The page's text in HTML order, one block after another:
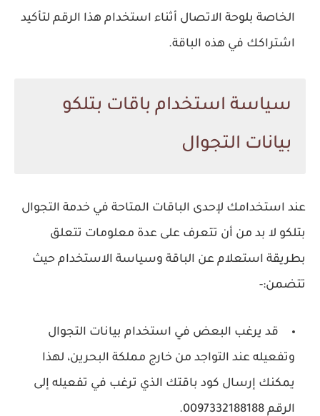
الخاصة بلوحة الاتصال أثناء استخدام هذا الرقم لتأكيد
اشتراكك في هذه الباقة.
سياسة استخدام باقات بتلكو
بيانات التجوال
عند استخدامك لإحدى الباقات المتاحة في خدمة التجوال
بتلكو لا بد من أن تتعرف على عدة معلومات تتعلق
بطريقة استعلام عن الباقة وسياسة الاستخدام حيث
تتضمن:-
قد يرغب البعض في استخدام بيانات التجوال
وتفعيله عند التواجد من خارج مملكة البحرين، لهذا
يمكنك إرسال كود باقتك الذي ترغب في تفعيله إلى
الرقم 0097332188188.